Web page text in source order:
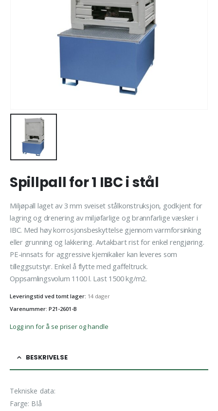
Spillpall for 1 IBC i stål
Miljøpall laget av 3 mm sveiset stålkonstruksjon, godkjent for
lagring og drenering av miljøfarlige og brannfarlige væsker i
IBC. Med høy korrosjonsbeskyttelse gjennom varmforsinking
eller grunning og lakkering. Avtakbart rist for enkel rengjøring.
PE-innsats for aggressive kjemikalier kan leveres som
tilleggsutstyr. Enkel å flytte med gaffeltruck.
Oppsamlingsvolum 1100 l. Last 1500 kg/m2.
Leveringstid ved tomt lager: 14 dager
Varenummer: P21-2601-B
Logg inn for å se priser og handle
BESKRIVELSE
Tekniske data:
Farge: Blå